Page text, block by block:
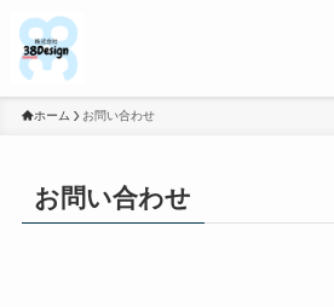
ホーム お問い合わせ
お問い合わせ